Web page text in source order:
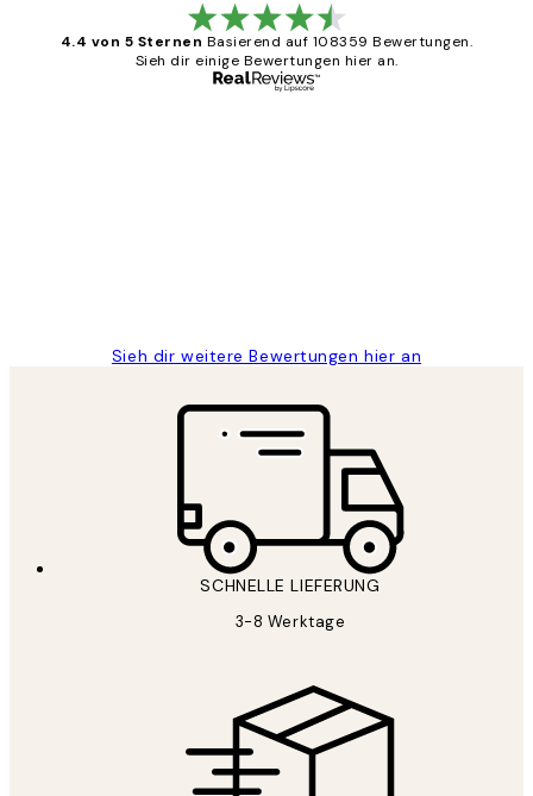
4.4 von 5 Sternen Basierend auf 108359 Bewertungen.
Sieh dir einige Bewertungen hier an.
Sieh dir weitere Bewertungen hier an
SCHNELLE LIEFERUNG
3-8 Werktage